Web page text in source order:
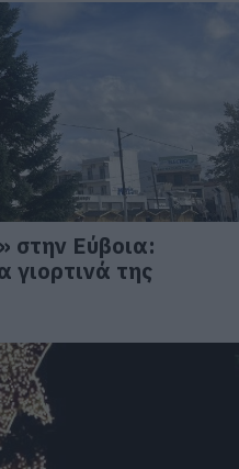
στην Εύβοια:
της